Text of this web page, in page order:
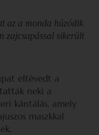
az a monda húzódik
zajcsapással sikerült
eltévedt a
neki a
kántálás, amely
maszkkal